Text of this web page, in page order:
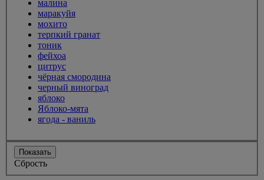
малина
маракуйя
мохито
терпкий гранат
тоник
фейхоа
цитрус
чёрная смородина
черный виноград
яблоко
Яблоко-мята
ягода - ваниль
Показать
Сбрость